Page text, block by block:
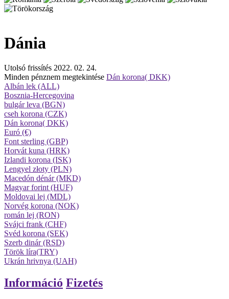
Dánia
Utolsó frissítés 2022. 02. 24.
Minden pénznem megtekintése Dán korona( DKK)
Albán lek (ALL)
Bosznia-Hercegovina
bulgár leva (BGN)
cseh korona (CZK)
Dán korona( DKK)
Euró (€)
Font sterling (GBP)
Horvát kuna (HRK)
Izlandi korona (ISK)
Lengyel złoty (PLN)
Macedón dénár (MKD)
Magyar forint (HUF)
Moldovai lej (MDL)
Norvég korona (NOK)
román lej (RON)
Svájci frank (CHF)
Svéd korona (SEK)
Szerb dinár (RSD)
Török líra(TRY)
Ukrán hrivnya (UAH)
Információ Fizetés